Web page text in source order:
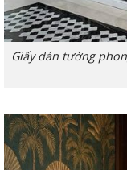
Giấy dán tường